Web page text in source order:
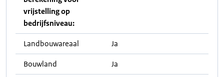
vrijstelling op
bedrijfsniveau:
Landbouwareaal Ja
Bouwland Ja